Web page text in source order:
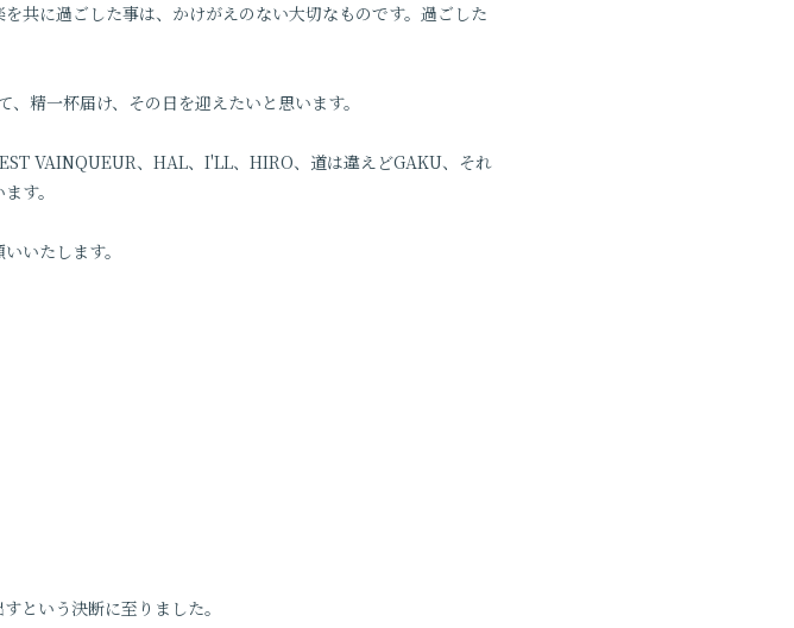
共に過ごした事は、かけがえのない大切なものです。過ごした
精一杯届け、その日を迎えたいと思います。
VAINQUEUR、HAL、I'LL、HIRO、道は違えどGAKU、それ
す。
いたします。
という決断に至りました。